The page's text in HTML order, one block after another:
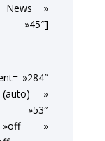
News »
»45″]
»284″
(auto) »
»off »